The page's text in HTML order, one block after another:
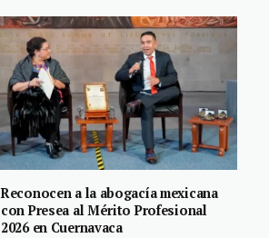
Reconocen a la abogacía mexicana
con Presea al Mérito Profesional
2026 en Cuernavaca